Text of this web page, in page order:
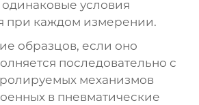
условия
при каждом измерении.
образцов, если оно
последовательно с
механизмов
в пневматические